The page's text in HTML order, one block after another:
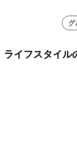
グ
ライフスタイル